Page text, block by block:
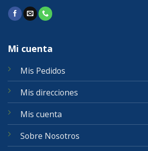
Mi cuenta
Mis Pedidos
Mis direcciones
Mis cuenta
Sobre Nosotros